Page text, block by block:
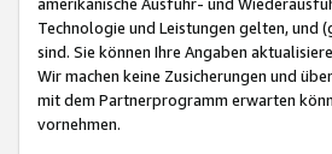
amerikanische Ausfuhr- und
Technologie und Leistungen gelten, und
sind. Sie können Ihre Angaben
Wir machen keine Zusicherungen und
mit dem Partnerprogramm erwarten
vornehmen.